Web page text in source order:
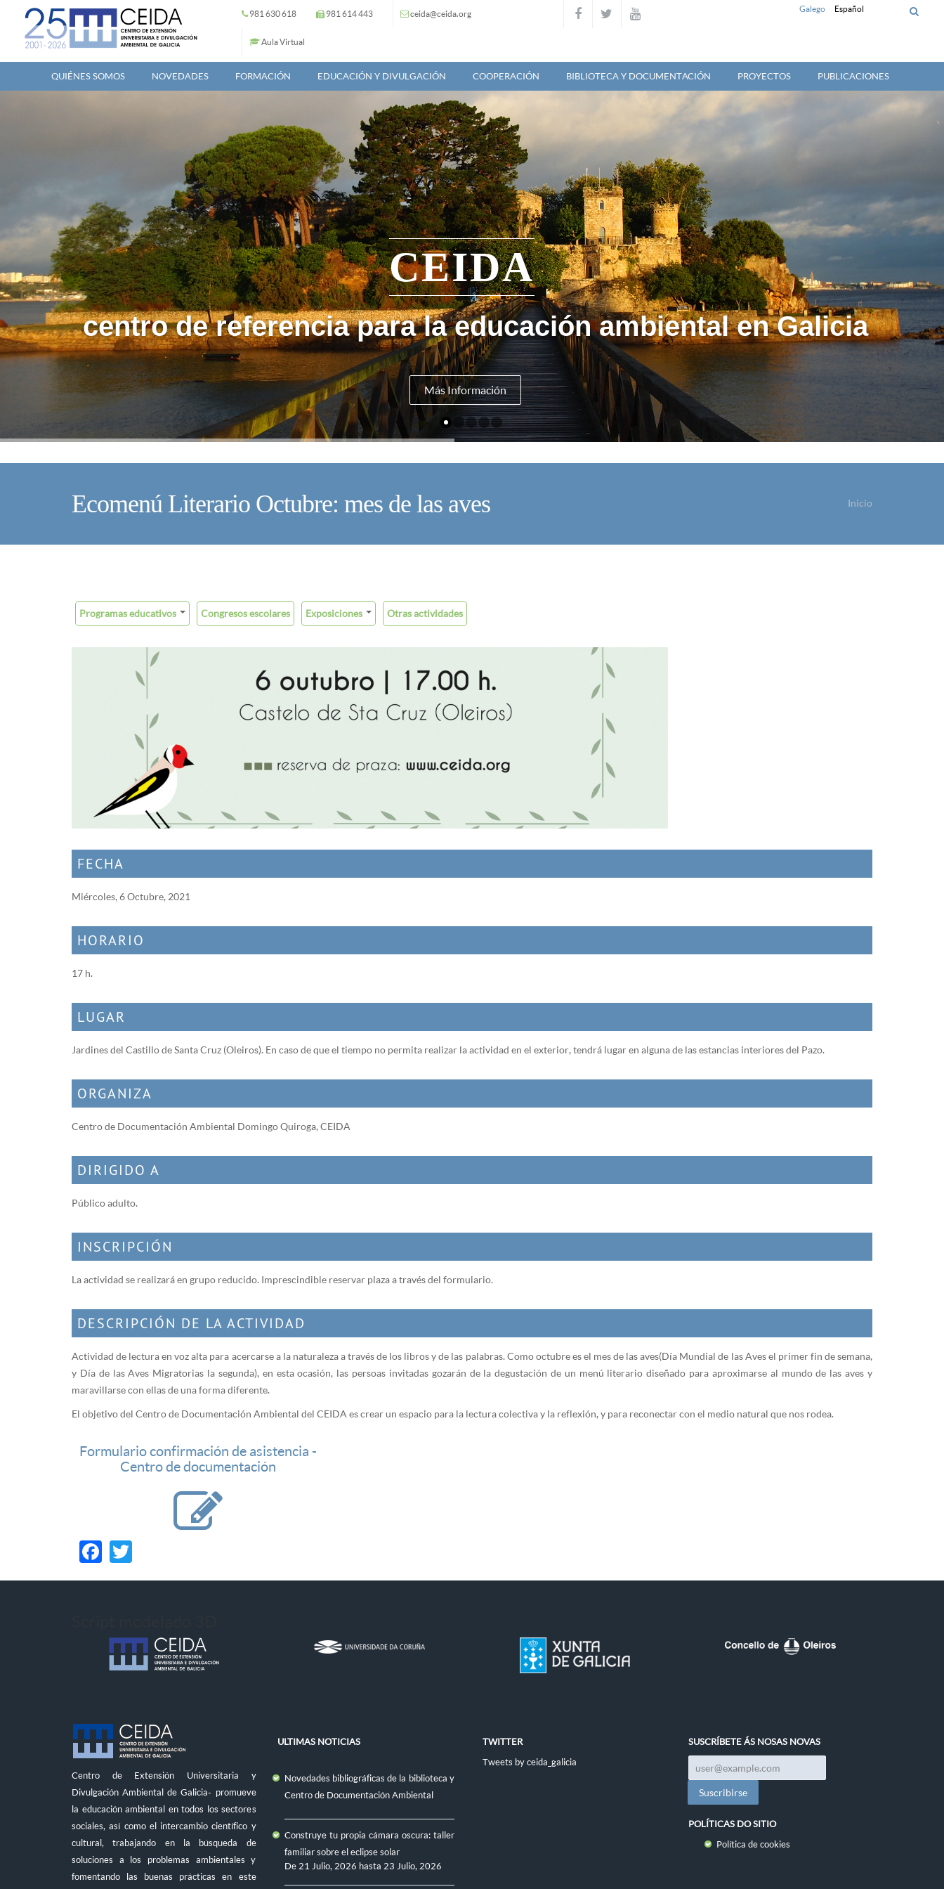
Pasar al contenido principal 981 630 618 981 614 443 ceida@ceida.org
Aula Virtual
Galego Español
QUIÉNES SOMOS NOVEDADES FORMACIÓN EDUCACIÓN Y DIVULGACIÓN COOPERACIÓN BIBLIOTECA Y DOCUMENTACIÓN PROYECTOS PUBLICACIONES
CEIDA
Más Información
centro de referencia para la educación ambiental en Galicia
Ecomenú Literario Octubre: mes de las aves Inicio
Programas educativos Congresos escolares Exposiciones Otras actividades
FECHA
Miércoles, 6 Octubre, 2021
HORARIO
17 h.
LUGAR
Jardines del Castillo de Santa Cruz (Oleiros). En caso de que el tiempo no permita realizar la actividad en el exterior, tendrá lugar en alguna de las estancias interiores del Pazo.
ORGANIZA
Centro de Documentación Ambiental Domingo Quiroga, CEIDA
DIRIGIDO A
Público adulto.
INSCRIPCIÓN
La actividad se realizará en grupo reducido. Imprescindible reservar plaza a través del formulario.
DESCRIPCIÓN DE LA ACTIVIDAD
Actividad de lectura en voz alta para acercarse a la naturaleza a través de los libros y de las palabras. Como octubre es el mes de las aves (Día Mundial de las Aves el primer fin de semana,
y Día de las Aves Migratorias la segunda), en esta ocasión, las persoas invitadas gozarán de la degustación de un menú literario diseñado para aproximarse al mundo de las aves y
maravillarse con ellas de una forma diferente.
El objetivo del Centro de Documentación Ambiental del CEIDA es crear un espacio para la lectura colectiva y la reflexión, y para reconectar con el medio natural que nos rodea.
Formulario confirmación de asistencia -
Centro de documentación
Facebook
Centro de Extensión Universitaria y
Divulgación Ambiental de Galicia- promueve
la educación ambiental en todos los sectores
sociales, así como el intercambio científico y
cultural, trabajando en la búsqueda de
soluciones a los problemas ambientales y
fomentando las buenas prácticas en este
ULTIMAS NOTICIAS
Novedades bibliográficas de la biblioteca y
Centro de Documentación Ambiental
Construye tu propia cámara oscura: taller
familiar sobre el eclipse solar
De 21 Julio, 2026 hasta 23 Julio, 2026
TWITTER
Tweets by ceida_galicia
SUSCRÍBETE ÁS NOSAS NOVAS
POLÍTICAS DO SITIO
Política de cookies